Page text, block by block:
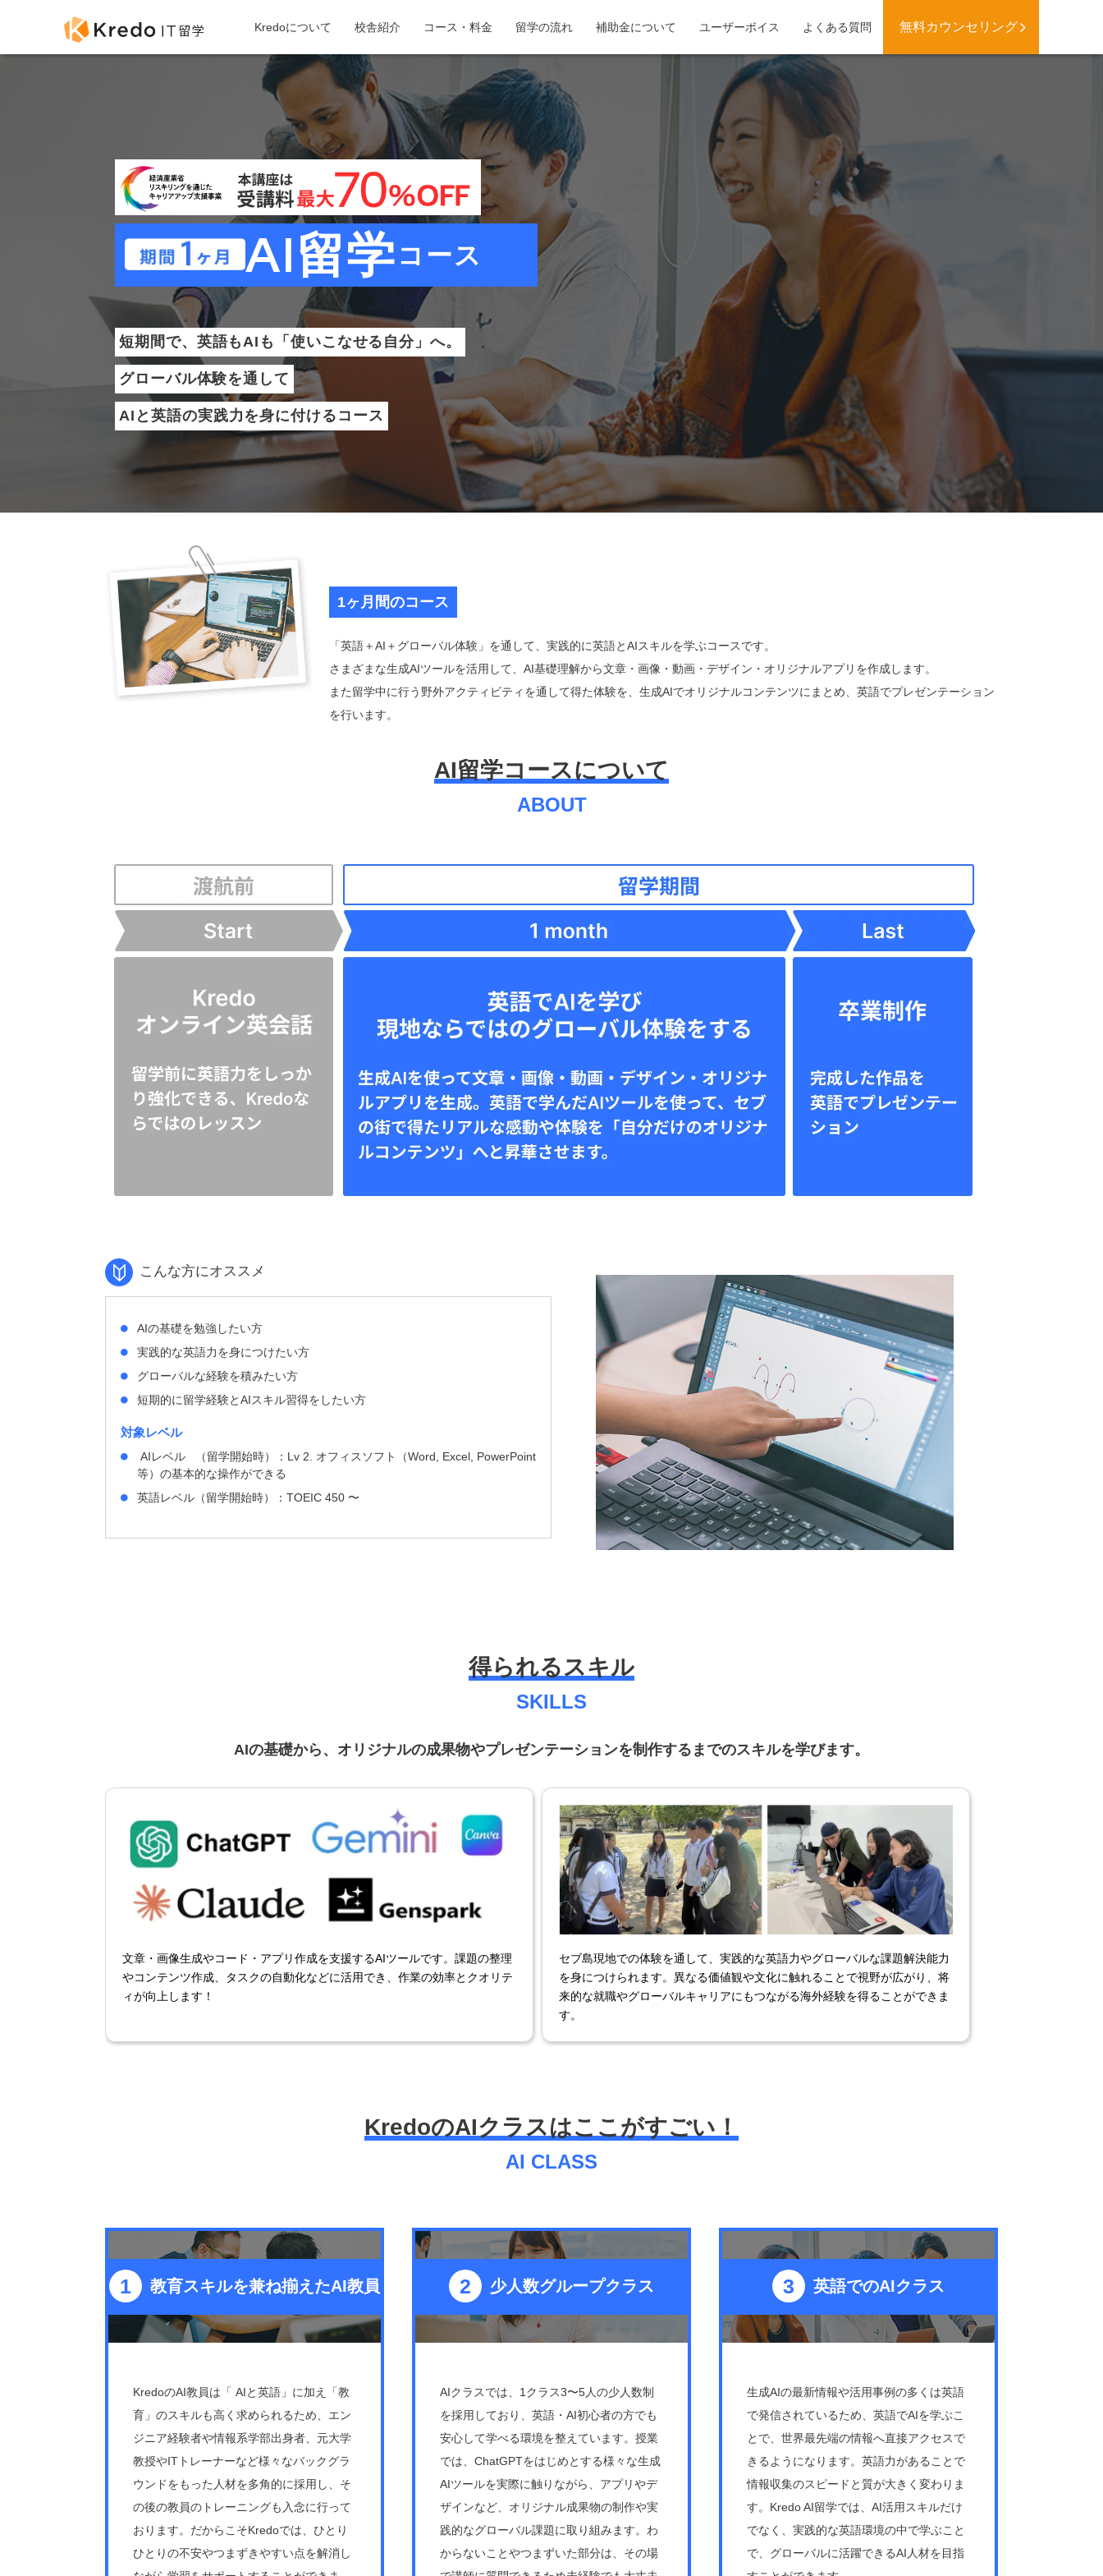
Kredoについて 校舎紹介 コース・料金 留学の流れ 補助金について ユーザーボイス よくある質問 無料カウンセリング
AI留学コース
短期間で、英語もAIも「使いこなせる自分」へ。
グローバル体験を通して
AIと英語の実践力を身に付けるコース
1ヶ月間のコース
「英語＋AI＋グローバル体験」を通して、実践的に英語とAIスキルを学ぶコースです。
さまざまな生成AIツールを活用して、AI基礎理解から文章・画像・動画・デザイン・オリジナルアプリを作成します。
また留学中に行う野外アクティビティを通して得た体験を、生成AIでオリジナルコンテンツにまとめ、英語でプレゼンテーション
を行います。
AI留学コースについて
ABOUT
こんな方にオススメ
AIの基礎を勉強したい方
実践的な英語力を身につけたい方
グローバルな経験を積みたい方
短期的に留学経験とAIスキル習得をしたい方
対象レベル
AIレベル （留学開始時）：Lv 2. オフィスソフト（Word, Excel, PowerPoint
等）の基本的な操作ができる
英語レベル（留学開始時）：TOEIC 450 〜
得られるスキル
SKILLS
AIの基礎から、オリジナルの成果物やプレゼンテーションを制作するまでのスキルを学びます。
文章・画像生成やコード・アプリ作成を支援するAIツールです。課題の整理
やコンテンツ作成、タスクの自動化などに活用でき、作業の効率とクオリテ
ィが向上します！
セブ島現地での体験を通して、実践的な英語力やグローバルな課題解決能力
を身につけられます。異なる価値観や文化に触れることで視野が広がり、将
来的な就職やグローバルキャリアにもつながる海外経験を得ることができま
す。
KredoのAIクラスはここがすごい！
AI CLASS
教育スキルを兼ね揃えたAI教員
KredoのAI教員は「 AIと英語」に加え「教
育」のスキルも高く求められるため、エン
ジニア経験者や情報系学部出身者、元大学
教授やITトレーナーなど様々なバックグラ
ウンドをもった人材を多角的に採用し、そ
の後の教員のトレーニングも入念に行って
おります。だからこそKredoでは、ひとり
ひとりの不安やつまずきやすい点を解消し
少人数グループクラス
AIクラスでは、1クラス3〜5人の少人数制
を採用しており、英語・AI初心者の方でも
安心して学べる環境を整えています。授業
では、ChatGPTをはじめとする様々な生成
AIツールを実際に触りながら、アプリやデ
ザインなど、オリジナル成果物の制作や実
践的なグローバル課題に取り組みます。わ
からないことやつまずいた部分は、その場
英語でのAIクラス
生成AIの最新情報や活用事例の多くは英語
で発信されているため、英語でAIを学ぶこ
とで、世界最先端の情報へ直接アクセスで
きるようになります。英語力があることで
情報収集のスピードと質が大きく変わりま
す。Kredo AI留学では、AI活用スキルだけ
でなく、実践的な英語環境の中で学ぶこと
で、グローバルに活躍できるAI人材を目指